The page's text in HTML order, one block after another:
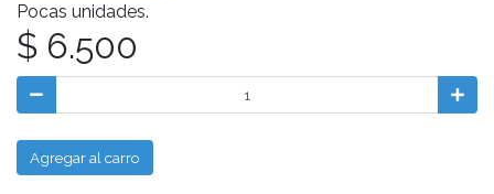
Pocas unidades.
$ 6.500
Agregar al carro